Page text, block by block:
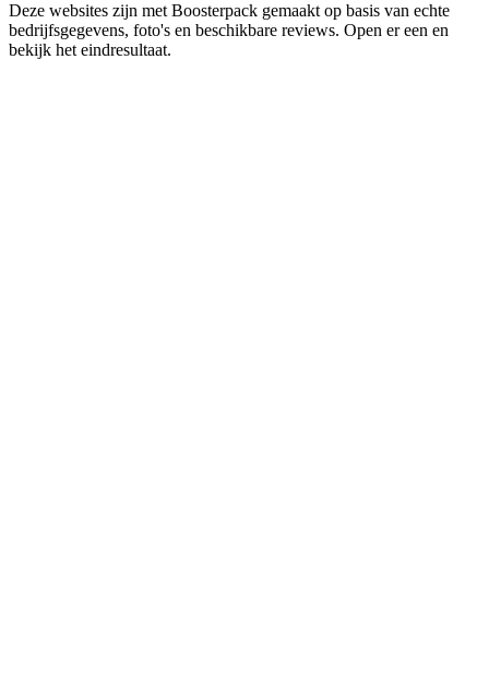
Deze websites zijn met Boosterpack gemaakt op basis van echte
bedrijfsgegevens, foto's en beschikbare reviews. Open er een en
bekijk het eindresultaat.